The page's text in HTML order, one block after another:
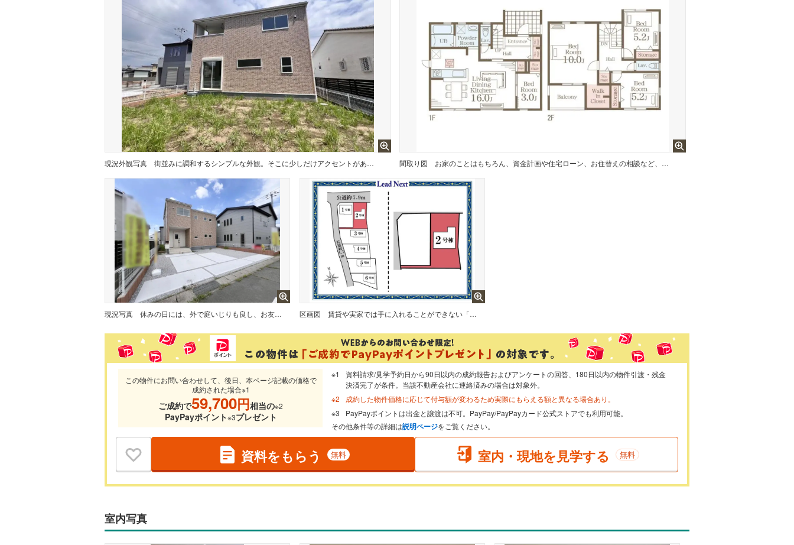
現況外観写真 街並みに調和するシンプルな外観。そこに少しだけアクセントがあることで都会的な雰囲気を醸し出しています。 間取り図 お家のことはもちろん、資金計画や住宅ローン、お住替えの相談など、お気軽にお問い合わせください（*^-^*）
現況写真 休みの日には、外で庭いじりも良し、お友達を呼んでBBQも良し、好きなだけ洗車をするも良し。きっとあなたの休日を充実させるマイホームがここにあります。 区画図 賃貸や実家では手に入れることができない「あなただけの」特別なマイホームライフ。充実した毎日の暮らしを始めるのにぴったりなお家。
この物件にお問い合わせして、後日、本ページ記載の価格で
成約された場合※1
ご成約で59,700円相当の※2
PayPayポイント※3プレゼント
資料請求/見学予約日から90日以内の成約報告およびアンケートの回答、180日以内の物件引渡・残金
決済完了が条件。当該不動産会社に連絡済みの場合は対象外。
成約した物件価格に応じて付与額が変わるため実際にもらえる額と異なる場合あり。
PayPayポイントは出金と譲渡は不可。PayPay/PayPayカード公式ストアでも利用可能。
その他条件等の詳細は説明ページをご覧ください。
資料をもらう 無料 室内・現地を見学する 無料
室内写真